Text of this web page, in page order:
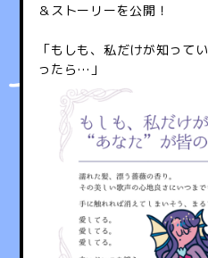
＆ストーリーを公開！
「もしも、私だけが知って
ったら…」